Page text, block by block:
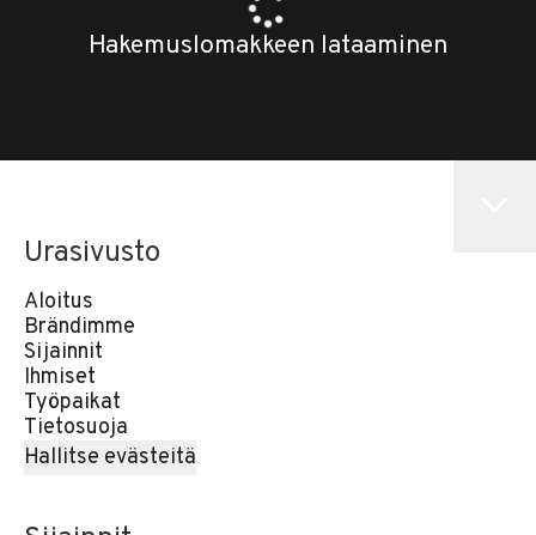
Hakemuslomakkeen lataaminen
Urasivusto
Aloitus
Brändimme
Sijainnit
Ihmiset
Työpaikat
Tietosuoja
Hallitse evästeitä